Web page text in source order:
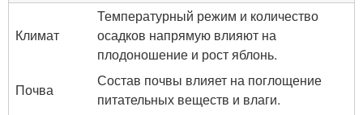
Климат
Температурный режим и количество
осадков напрямую влияют на
плодоношение и рост яблонь.
Почва
Состав почвы влияет на поглощение
питательных веществ и влаги.